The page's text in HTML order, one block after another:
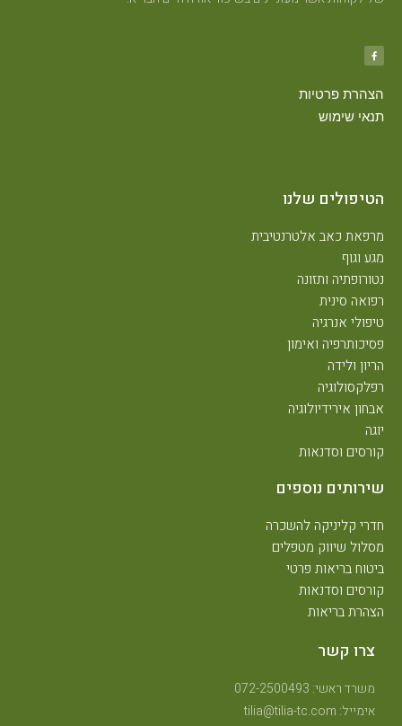
הצהרת פרטיות
תנאי שימוש
הטיפולים שלנו
מרפאת כאב אלטרנטיבית
מגע וגוף
נטורופתיה ותזונה
רפואה סינית
טיפולי אנרגיה
פסיכותרפיה ואימון
הריון ולידה
רפלקסולוגיה
אבחון אירידיולוגיה
יוגה
קורסים וסדנאות
שירותים נוספים
חדרי קליניקה להשכרה
מסלול שיווק מטפלים
ביטוח בריאות פרטי
קורסים וסדנאות
הצהרת בריאות
צרו קשר
משרד ראשי: 072-2500493
אימייל: tilia@tilia-tc.com